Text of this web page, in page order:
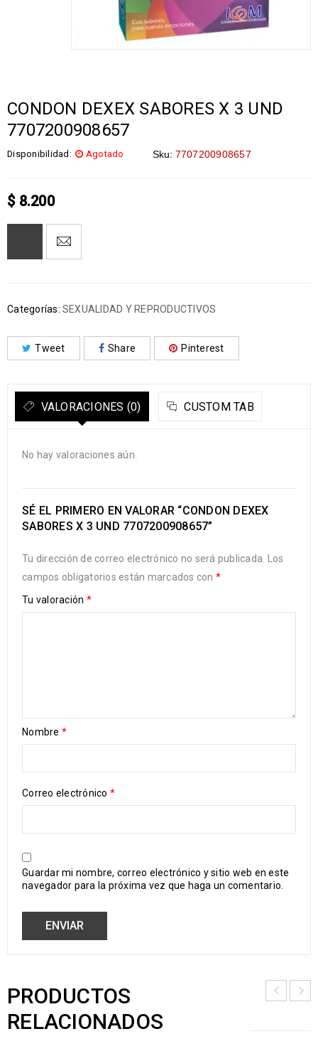
CONDON DEXEX SABORES X 3 UND
7707200908657
Disponibilidad: Agotado Sku: 7707200908657
$8.200
Categorías: SEXUALIDAD Y REPRODUCTIVOS
Tweet Share Pinterest
VALORACIONES (0) CUSTOM TAB
No hay valoraciones aún.
SÉ EL PRIMERO EN VALORAR “CONDON DEXEX
SABORES X 3 UND 7707200908657”
Tu dirección de correo electrónico no será publicada.
Los
campos obligatorios están marcados con *
Tu valoración *
Nombre *
Correo electrónico *
Guardar mi nombre, correo electrónico y sitio web en este
navegador para la próxima vez que haga un comentario.
PRODUCTOS
RELACIONADOS